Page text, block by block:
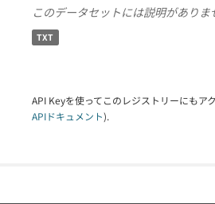
このデータセットには説明がありま
TXT
API Keyを使ってこのレジストリーにもア
APIドキュメント).